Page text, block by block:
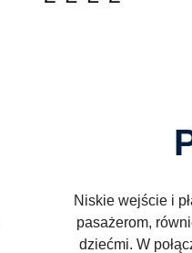
Niskie wejście i
pasażerom,
dziećmi. W